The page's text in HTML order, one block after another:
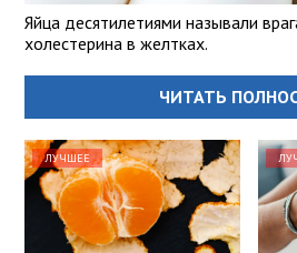
Яйца десятилетиями называли
холестерина в желтках.
ЧИТАТЬ
ЛУЧШЕЕ